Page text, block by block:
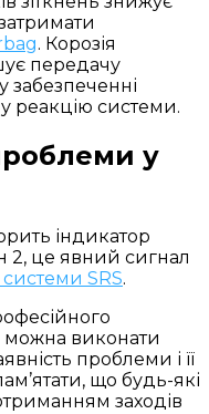
. Корозія
передачу
забезпеченні
реакцію системи.
у
індикатор
це явний сигнал
SRS.
можна виконати
проблеми і її
що будь-які
заходів